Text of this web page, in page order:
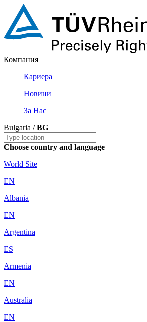
Компания
Кариера
Новини
За Нас
Bulgaria /BG
Choose country and language
World Site
EN
Albania
EN
Argentina
ES
Armenia
EN
Australia
EN